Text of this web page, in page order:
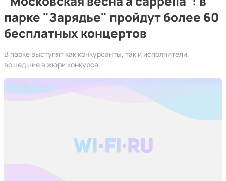
парке "Зарядье" пройдут более 60
бесплатных концертов
В парке выступят как конкурсанты, так и исполнители,
вошедшие в жюри конкурса.